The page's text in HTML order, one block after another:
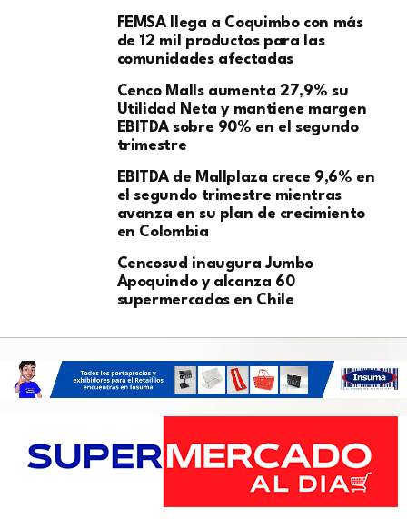
FEMSA llega a Coquimbo con más
de 12 mil productos para las
comunidades afectadas
Cenco Malls aumenta 27,9% su
Utilidad Neta y mantiene margen
EBITDA sobre 90% en el segundo
trimestre
EBITDA de Mallplaza crece 9,6% en
el segundo trimestre mientras
avanza en su plan de crecimiento
en Colombia
Cencosud inaugura Jumbo
Apoquindo y alcanza 60
supermercados en Chile